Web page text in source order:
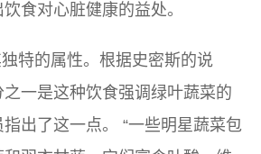
食对心脏健康的益处。
特的属性。根据史密斯的说
一是这种饮食强调绿叶蔬菜的
出了这一点。 “一些明星蔬菜包